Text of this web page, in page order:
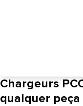
Chargeurs
qualquer